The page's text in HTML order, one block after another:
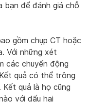
bạn để đánh giá chỗ
gồm chụp CT hoặc
Với những xét
các chuyển động
quả có thể trông
Kết quả là họ cũng
với dấu hai